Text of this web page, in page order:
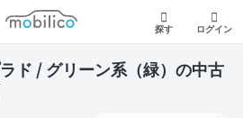
モビリコ
探す ログイン
ド / グリーン系（緑）の中古